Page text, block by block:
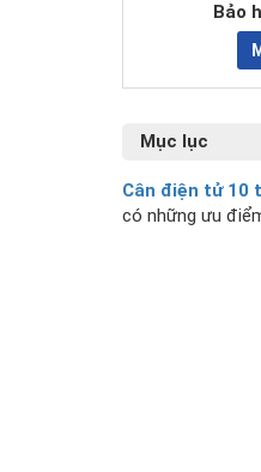
Bảo
Mục lục
Cân điện tử 10
có những ưu